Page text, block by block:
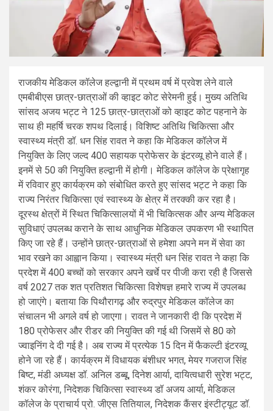
राजकीय मेडिकल कॉलेज हल्द्वानी में प्रथम वर्ष में प्रवेश लेने वाले
एमबीबीएस छात्र-छात्राओं की व्हाइट कोट सेरेमनी हुई। मुख्य अतिथि
सांसद अजय भट्ट ने 125 छात्र-छात्राओं को व्हाइट कोट पहनाने के
साथ ही महर्षि चरक शपथ दिलाई। विशिष्ट अतिथि चिकित्सा और
स्वास्थ्य मंत्री डॉ. धन सिंह रावत ने कहा कि मेडिकल कॉलेज में
नियुक्ति के लिए जल्द 400 सहायक प्रोफेसर के इंटरव्यू होने वाले हैं।
इनमें से 50 की नियुक्ति हल्द्वानी में होगी। मेडिकल काॅलेज के प्रेक्षागृह
में रविवार हुए कार्यक्रम को संबोधित करते हुए सांसद भट्ट ने कहा कि
राज्य निरंतर चिकित्सा एवं स्वास्थ्य के क्षेत्र में तरक्की कर रहा है।
दूरस्थ क्षेत्रों में स्थित चिकित्सालयों में भी चिकित्सक और अन्य मेडिकल
सुविधाएं उपलब्ध कराने के साथ आधुनिक मेडिकल उपकरण भी स्थापित
किए जा रहे हैं। उन्होंने छात्र-छात्राओं से हमेशा अपने मन में सेवा का
भाव रखने का आह्वान किया। स्वास्थ्य मंत्री धन सिंह रावत ने कहा कि
प्रदेश में 400 बच्चों को सरकार अपने खर्चे पर पीजी करा रही है जिससे
वर्ष 2027 तक शत प्रतिशत चिकित्सा विशेषज्ञ हमारे राज्य में उपलब्ध
हो जाएंगे। बताया कि पिथौरागढ़ और रुद्रपुर मेडिकल कॉलेज का
संचालन भी अगले वर्ष हो जाएगा। रावत ने जानकारी दी कि प्रदेश में
180 प्रोफेसर और रीडर की नियुक्ति की गई थी जिसमें से 80 को
ज्वाइनिंग दे दी गई है। अब राज्य में प्रत्येक 15 दिन में फैकल्टी इंटरव्यू
होने जा रहे हैं। कार्यक्रम में विधायक बंशीधर भगत, मेयर गजराज सिंह
बिष्ट, मंडी अध्यक्ष डॉ. अनिल डब्बू, दिनेश आर्या, दायित्वधारी सुरेश भट्ट,
शंकर कोरंगा, निदेशक चिकित्सा स्वास्थ्य डॉ अजय आर्या, मेडिकल
कॉलेज के प्राचार्य प्रो. जीएस तितियाल, निदेशक कैंसर इंस्टीट्यूट डॉ.